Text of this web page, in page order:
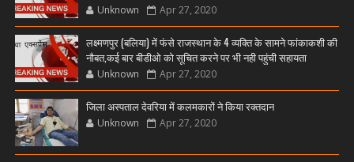
Unknown Apr 27, 2020
लक्ष्मणपुर (बलिया) में फंसे राजस्थान के 4 व्यक्ति के सामने फांकाकशी की
नौबत,कई बार बीडीओ को सूचित करने पर भी नही पहुंची सहायता
Unknown Apr 27, 2020
जिला अस्पताल देवरिया में कलमकारों ने किया रक्तदान
Unknown Apr 27, 2020